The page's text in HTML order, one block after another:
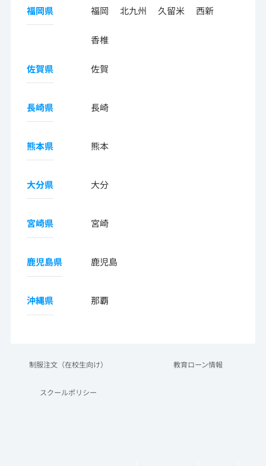
福岡県 福岡 北九州 久留米 西新
香椎
佐賀県 佐賀
長崎県 長崎
熊本県 熊本
大分県 大分
宮崎県 宮崎
鹿児島県 鹿児島
沖縄県 那覇
制服注文（在校生向け） 教育ローン情報
スクールポリシー